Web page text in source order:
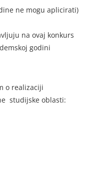
ne mogu aplicirati)
na ovaj konkurs
godini
o realizaciji
studijske oblasti: